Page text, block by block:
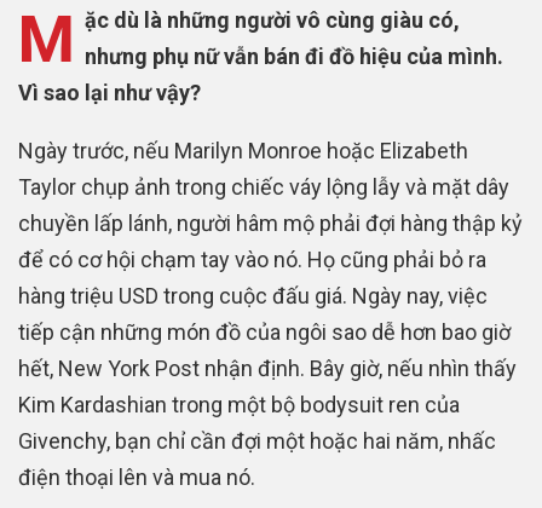
M ặc dù là những người vô cùng giàu có,
nhưng phụ nữ vẫn bán đi đồ hiệu của mình.
Vì sao lại như vậy?
Ngày trước, nếu Marilyn Monroe hoặc Elizabeth
Taylor chụp ảnh trong chiếc váy lộng lẫy và mặt dây
chuyền lấp lánh, người hâm mộ phải đợi hàng thập kỷ
để có cơ hội chạm tay vào nó. Họ cũng phải bỏ ra
hàng triệu USD trong cuộc đấu giá. Ngày nay, việc
tiếp cận những món đồ của ngôi sao dễ hơn bao giờ
hết, New York Post nhận định. Bây giờ, nếu nhìn thấy
Kim Kardashian trong một bộ bodysuit ren của
Givenchy, bạn chỉ cần đợi một hoặc hai năm, nhấc
điện thoại lên và mua nó.